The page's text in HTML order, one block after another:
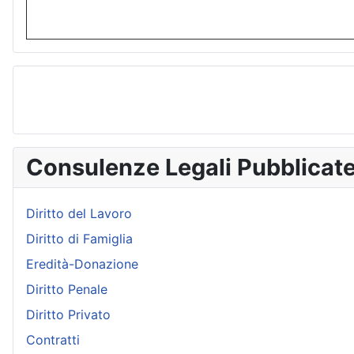
Consulenze Legali
Diritto del Lavoro
Diritto di Famiglia
Eredità-Donazione
Diritto Penale
Diritto Privato
Contratti